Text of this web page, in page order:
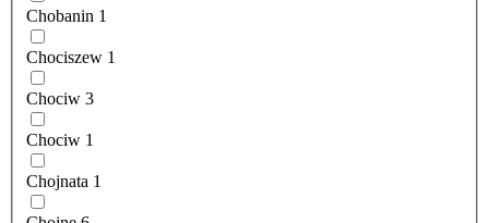
Chobanin 1
Chociszew 1
Chociw 3
Chociw 1
Chojnata 1